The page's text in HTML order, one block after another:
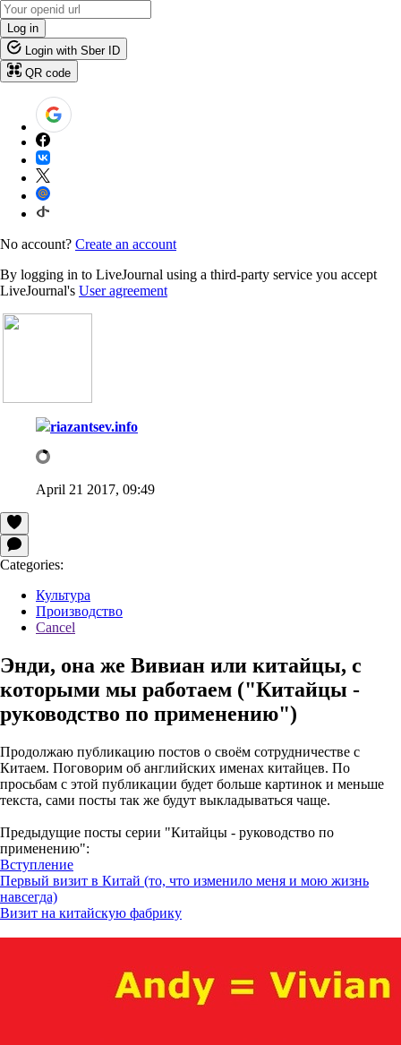
Log in
Login with Sber ID
QR code
No account? Create an account
By logging in to LiveJournal using a third-party service you accept
LiveJournal's User agreement
riazantsev.info
April 21 2017, 09:49
Categories:
Культура
Производство
Cancel
Энди, она же Вивиан или китайцы, с
которыми мы работаем ("Китайцы -
руководство по применению")
Продолжаю публикацию постов о своём сотрудничестве с
Китаем. Поговорим об английских именах китайцев. По
просьбам с этой публикации будет больше картинок и меньше
текста, сами посты так же будут выкладываться чаще.
Предыдущие посты серии "Китайцы - руководство по
применению":
Вступление
Первый визит в Китай (то, что изменило меня и мою жизнь
навсегда)
Визит на китайскую фабрику